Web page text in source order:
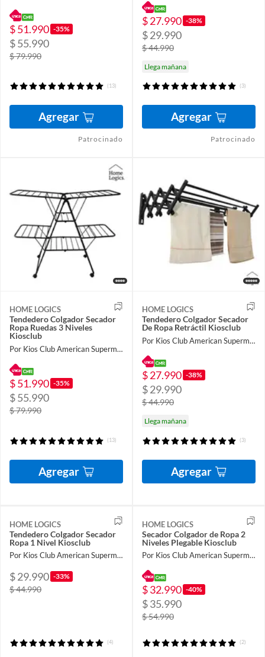
$ 51.990 -35%
$ 55.990
$ 79.990
(13)
Agregar
Patrocinado
$ 27.990 -38%
$ 29.990
$ 44.990
Llega mañana
(3)
Agregar
Patrocinado
HOME LOGICS
Tendedero Colgador Secador
Ropa Ruedas 3 Niveles
Kiosclub
Por Kios Club American Supermarket
$ 51.990 -35%
$ 55.990
$ 79.990
(13)
Agregar
HOME LOGICS
Tendedero Colgador Secador
De Ropa Retráctil Kiosclub
Por Kios Club American Supermarket
$ 27.990 -38%
$ 29.990
$ 44.990
Llega mañana
(3)
Agregar
HOME LOGICS
Tendedero Colgador Secador
Ropa 1 Nivel Kiosclub
Por Kios Club American Supermarket
$ 29.990 -33%
$ 44.990
(4)
HOME LOGICS
Secador Colgador de Ropa 2
Niveles Plegable Kiosclub
Por Kios Club American Supermarket
$ 32.990 -40%
$ 35.990
$ 54.990
(2)